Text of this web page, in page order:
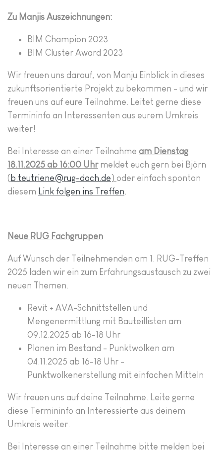
Zu Manjis Auszeichnungen:
BIM Champion 2023
BIM Cluster Award 2023
Wir freuen uns darauf, von Manju Einblick in dieses
zukunftsorientierte Projekt zu bekommen - und wir
freuen uns auf eure Teilnahme. Leitet gerne diese
Termininfo an Interessenten aus eurem Umkreis
weiter!
Bei Interesse an einer Teilnahme am Dienstag
18.11.2025 ab 16:00 Uhrmeldet euch gern bei Björn
( b.teutriene@rug-dach.de) oder einfach spontan
diesem Link folgen ins Treffen.
Neue RUG Fachgruppen
Auf Wunsch der Teilnehmenden am 1. RUG-Treffen
2025 laden wir ein zum Erfahrungsaustausch zu zwei
neuen Themen.
Revit + AVA-Schnittstellen und
Mengenermittlung mit Bauteillisten am
09.12.2025 ab 16-18 Uhr
Planen im Bestand - Punktwolken am
04.11.2025 ab 16-18 Uhr -
Punktwolkenerstellung mit einfachen Mitteln
Wir freuen uns auf deine Teilnahme. Leite gerne
diese Termininfo an Interessierte aus deinem
Umkreis weiter.
Bei Interesse an einer Teilnahme bitte melden bei